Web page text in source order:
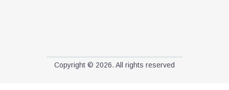
Copyright © 2026. All rights reserved